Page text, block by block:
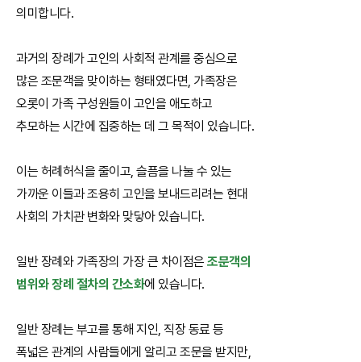
의미합니다.
과거의 장례가 고인의 사회적 관계를 중심으로
많은 조문객을 맞이하는 형태였다면, 가족장은
오롯이 가족 구성원들이 고인을 애도하고
추모하는 시간에 집중하는 데 그 목적이 있습니다.
이는 허례허식을 줄이고, 슬픔을 나눌 수 있는
가까운 이들과 조용히 고인을 보내드리려는 현대
사회의 가치관 변화와 맞닿아 있습니다.
일반 장례와 가족장의 가장 큰 차이점은조문객의
범위와 장례 절차의 간소화에 있습니다.
일반 장례는 부고를 통해 지인, 직장 동료 등
폭넓은 관계의 사람들에게 알리고 조문을 받지만,